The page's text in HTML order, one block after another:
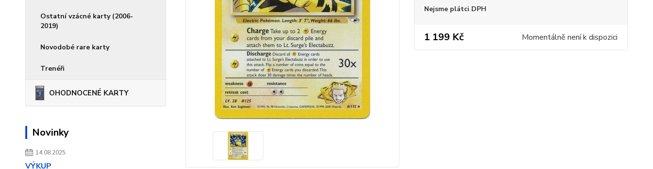
Ostatní vzácné karty (2006-
2019)
Novodobé rare karty
Trenéři
OHODNOCENÉ KARTY
Novinky
14.08.2025
VÝKUP
Nejsme plátci DPH
1 199 Kč Momentálně není k dispozici